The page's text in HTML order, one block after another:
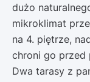
dużo
mikroklimat
na 4. piętrze,
chroni go przed
Dwa tarasy z